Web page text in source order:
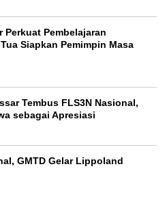
Perkuat Pembelajaran
Siapkan Pemimpin Masa
Tembus FLS3N Nasional,
sebagai Apresiasi
GMTD Gelar Lippoland